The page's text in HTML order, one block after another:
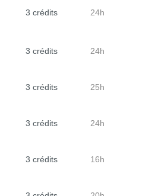
3 crédits 24h
3 crédits 24h
3 crédits 25h
3 crédits 24h
3 crédits 16h